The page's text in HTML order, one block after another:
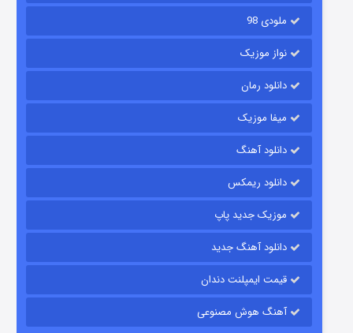
رویایی برای تو
قسمت
ملودی 98
نواز موزیک
دانلود رمان
میفا موزیک
دانلود آهنگ
دانلود ریمکس
موزیک جدید پاپ
دانلود آهنگ جدید
قیمت ایمپلنت دندان
آهنگ هوش مصنوعی